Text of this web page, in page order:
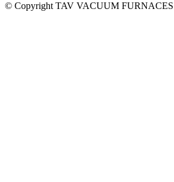
© Copyright TAV VACUUM FURNACES